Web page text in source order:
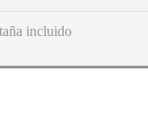
incluido